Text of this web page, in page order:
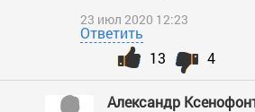
23 июл 2020 12:23
Ответить
4
13
Александр